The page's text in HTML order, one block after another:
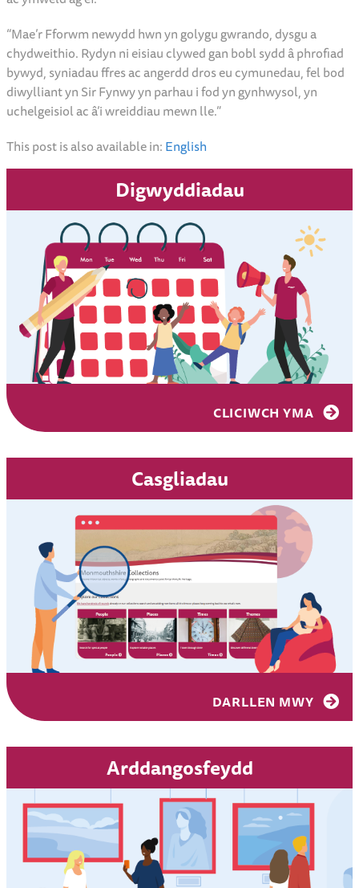
“Mae’r Fforwm newydd hwn yn golygu gwrando, dysgu a
chydweithio. Rydyn ni eisiau clywed gan bobl sydd â phrofiad
bywyd, syniadau ffres ac angerdd dros eu cymunedau, fel bod
diwylliant yn Sir Fynwy yn parhau i fod yn gynhwysol, yn
uchelgeisiol ac â’i wreiddiau mewn lle.”
This post is also available in:English
Digwyddiadau
CLICIWCH YMA
Casgliadau
DARLLEN MWY
Arddangosfeydd